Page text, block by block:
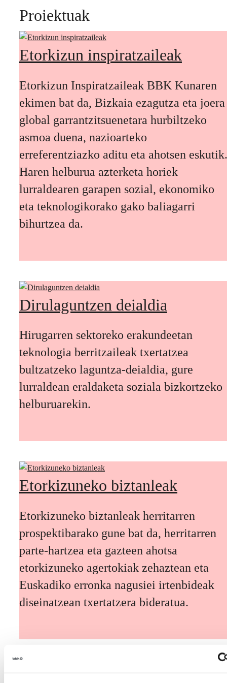
Proiektuak
Etorkizun inspiratzaileak
Etorkizun Inspiratzaileak BBK Kunaren
ekimen bat da, Bizkaia ezagutza eta joera
global garrantzitsuenetara hurbiltzeko
asmoa duena, nazioarteko
erreferentziazko aditu eta ahotsen eskutik.
Haren helburua azterketa horiek
lurraldearen garapen sozial, ekonomiko
eta teknologikorako gako baliagarri
bihurtzea da.
Dirulaguntzen deialdia
Hirugarren sektoreko erakundeetan
teknologia berritzaileak txertatzea
bultzatzeko laguntza-deialdia, gure
lurraldean eraldaketa soziala bizkortzeko
helburuarekin.
Etorkizuneko biztanleak
Etorkizuneko biztanleak herritarren
prospektibarako gune bat da, herritarren
parte-hartzea eta gazteen ahotsa
etorkizuneko agertokiak zehaztean eta
Euskadiko erronka nagusiei irtenbideak
diseinatzean txertatzera bideratua.